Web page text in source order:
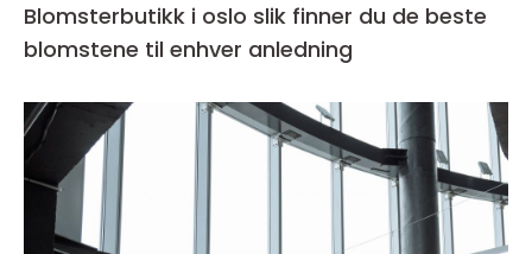
Blomsterbutikk i oslo slik finner du de beste
blomstene til enhver anledning